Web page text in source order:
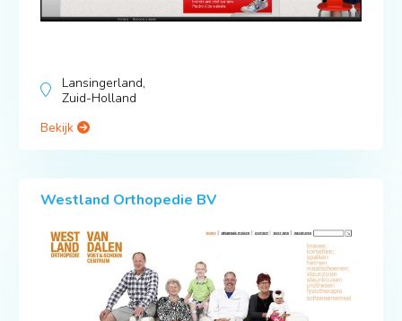
Lansingerland,
Zuid-Holland
Bekijk
Westland Orthopedie BV